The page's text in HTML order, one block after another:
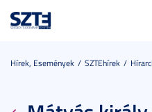
Hírek, Események SZTEhírek